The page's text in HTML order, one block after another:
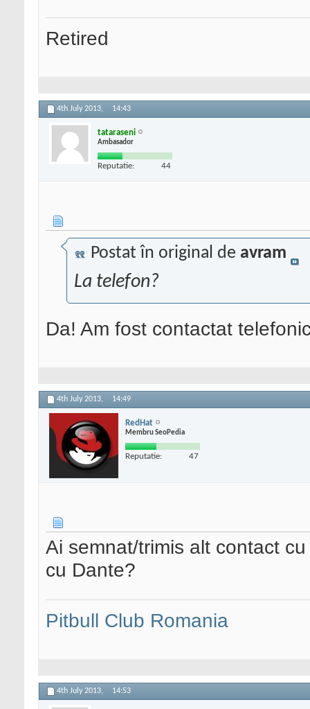
Retired
4th July 2013, 14:43
tataraseni
Ambasador
Reputatie: 44
Postat în original de avram
La telefon?
Da! Am fost contactat
4th July 2013, 14:49
RedHat
Membru SeoPedia
Reputatie: 47
Ai semnat/trimis alt contact
cu Dante?
Pitbull Club Romania
4th July 2013, 14:53